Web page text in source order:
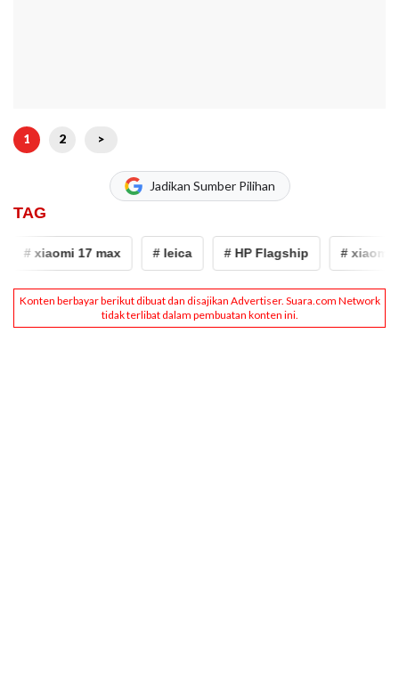
1 2 >
Jadikan Sumber Pilihan
TAG
# xiaomi 17 max # leica # HP Flagship # xiaomi 17